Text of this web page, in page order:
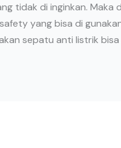
tidak di inginkan.
yang bisa di
sepatu anti listrik bisa